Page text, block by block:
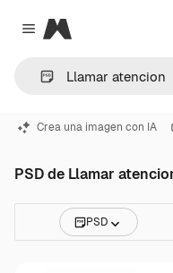
Close menu
Magnific
Crea una imagen con IA
PSD de Llamar
PSD